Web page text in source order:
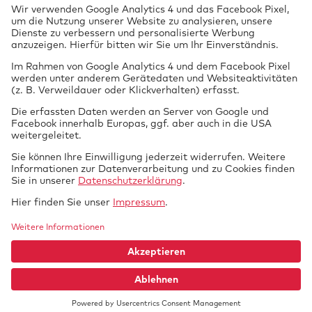
Nichtamtliche Dienstleistungen als Kfz-
Sachverständigenbüro:
Flüssiggasanlagen in Fahrzeugen
(Campinggas)
Prüfung
vor Ort
Tech­nik braucht
Si­cher­heit.
Datenschutz
Impressum